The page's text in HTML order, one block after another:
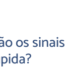
os